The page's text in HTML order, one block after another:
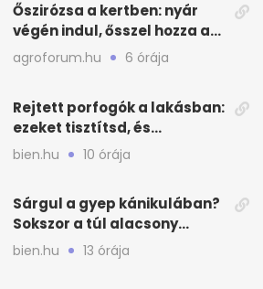
Őszirózsa a kertben: nyár
végén indul, ősszel hozza a
színét
agroforum.hu 6 órája
Rejtett porfogók a lakásban:
ezeket tisztítsd, és
ritkábban porolhatsz
bien.hu 10 órája
Sárgul a gyep kánikulában?
Sokszor a túl alacsony
fűnyírás a gond
bien.hu 13 órája